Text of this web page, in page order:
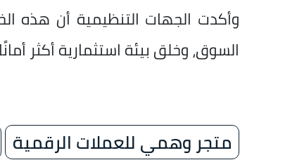
وأكدت الجهات التنظيمية أن هذه
السوق، وخلق بيئة استثمارية أكثر
متجر وهمي للعملات الرقمية